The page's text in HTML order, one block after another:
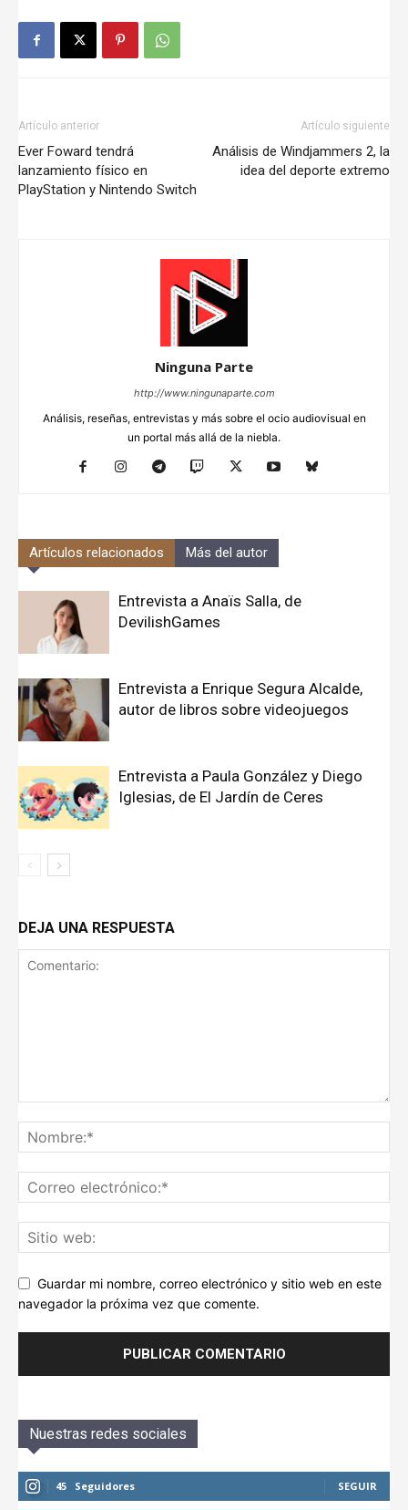
Artículo anterior
Ever Foward tendrá
lanzamiento físico en
PlayStation y Nintendo Switch
Artículo siguiente
Análisis de Windjammers 2, la
idea del deporte extremo
Ninguna Parte
http://www.ningunaparte.com
Análisis, reseñas, entrevistas y más sobre el ocio audiovisual en
un portal más allá de la niebla.
Artículos relacionados Más del autor
Entrevista a Anaïs Salla, de
DevilishGames
Entrevista a Enrique Segura Alcalde,
autor de libros sobre videojuegos
Entrevista a Paula González y Diego
Iglesias, de El Jardín de Ceres
DEJA UNA RESPUESTA
Guardar mi nombre, correo electrónico y sitio web en este
navegador la próxima vez que comente.
Nuestras redes sociales
45 Seguidores SEGUIR